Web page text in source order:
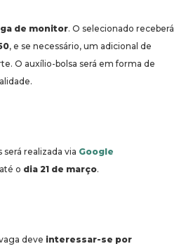
de monitor. O selecionado receberá
, e se necessário, um adicional de
O auxílio-bolsa será em forma de
realizada via Google
o dia 21 de março.
deve interessar-se por